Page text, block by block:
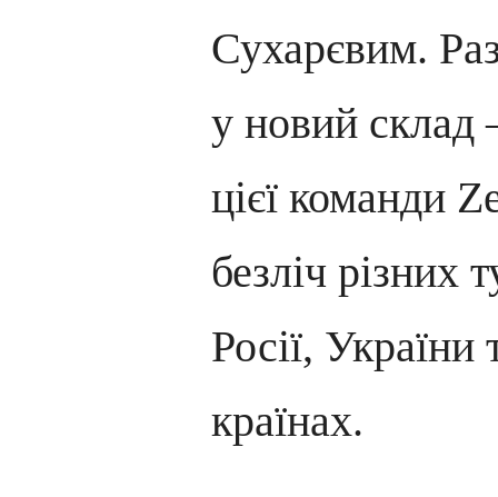
Сухарєвим.
у новий склад
цієї команди
безліч різних
Росії,
країнах.